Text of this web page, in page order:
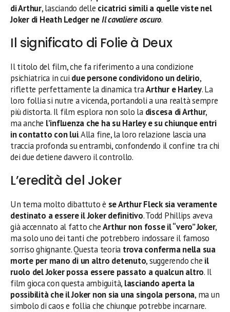
di Arthur, lasciando delle cicatrici simili a quelle viste nel
Joker di Heath Ledger neIl cavaliereoscuro.
Il significato di Folie à Deux
Il titolo del film, che fa riferimento a una condizione
psichiatrica in cui due persone condividono un delirio,
riflette perfettamente la dinamica traArthur e Harley. La
loro follia si nutre a vicenda, portandoli a una realtà sempre
più distorta. Il film esplora non solo la discesa di Arthur,
ma anche l’influenza che ha su Harley e su chiunque entri
in contatto con lui. Alla fine, la loro relazione lascia una
traccia profonda su entrambi, confondendo il confine tra chi
dei due detiene davvero il controllo.
L’eredità del Joker
Un tema molto dibattuto è se Arthur Fleck sia veramente
destinato a essere il Joker definitivo. Todd Phillips aveva
già accennato al fatto cheArthur non fosse il “vero” Joker,
ma solo uno dei tanti che potrebbero indossare il famoso
sorriso ghignante. Questa teoria trova conferma nella sua
morte per mano di un altro detenuto, suggerendo che il
ruolo del Joker possa essere passato a qualcun altro. Il
film gioca con questa ambiguità, lasciando aperta la
possibilità che il Joker non sia una singola persona, ma un
simbolo di caos e follia che chiunque potrebbe incarnare.